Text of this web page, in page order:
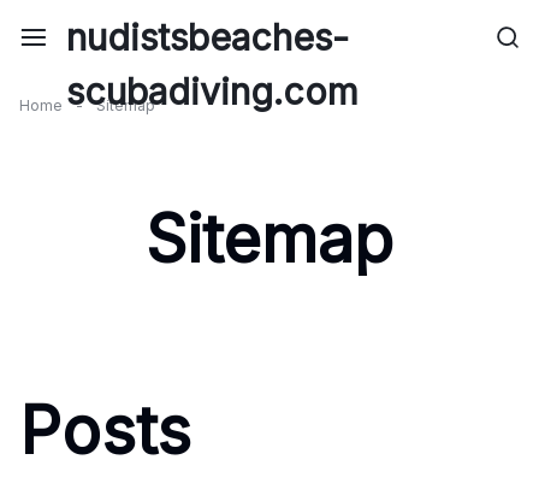
nudistsbeaches-
scubadiving.com
Home - Sitemap
Sitemap
Posts